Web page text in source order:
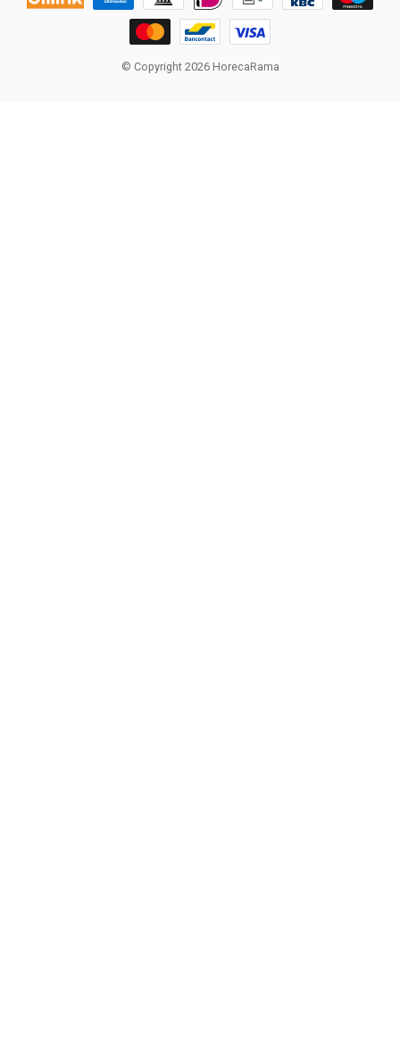
© Copyright 2026 HorecaRama